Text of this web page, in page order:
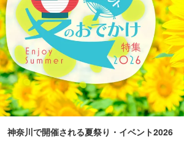
神奈川で開催される夏祭り・イベント2026